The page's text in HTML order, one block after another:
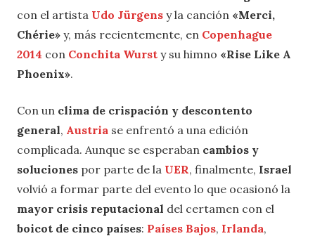
con el artista Udo Jürgens y la canción «Merci,
Chérie» y, más recientemente, en Copenhague
2014 con Conchita Wurst y su himno «Rise Like A
Phoenix».
Con un clima de crispación y descontento
general, Austria se enfrentó a una edición
complicada. Aunque se esperaban cambios y
soluciones por parte de la UER, finalmente, Israel
volvió a formar parte del evento lo que ocasionó la
mayor crisis reputacional del certamen con el
boicot de cinco países: Países Bajos, Irlanda,